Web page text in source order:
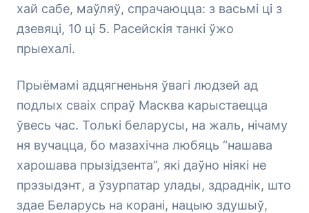
хай сабе, маўляў, спрачаюцца: з васьмі ці з
дзевяці, 10 ці 5. Расейскія танкі ўжо
прыехалі.
Прыёмамі адцягненьня ўвагі людзей ад
подлых сваіх спраў Масква карыстаецца
ўвесь час. Толькі беларусы, на жаль, нічаму
ня вучацца, бо мазахічна любяць “нашава
харошава прызідзента”, які даўно ніякі не
прэзыдэнт, а ўзурпатар улады, здраднік, што
здае Беларусь на корані, нацыю здушыў,